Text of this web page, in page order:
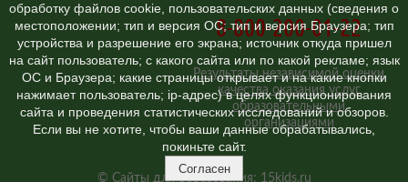
8-800-200-01-22
Результаты независимой оценки
качества оказания услуг
образовательными
организациями
© Сайты для образования: 15kids.ru
обработку файлов cookie, пользовательских данных (сведения о
местоположении; тип и версия ОС; тип и версия Браузера; тип
устройства и разрешение его экрана; источник откуда пришел
на сайт пользователь; с какого сайта или по какой рекламе; язык
ОС и Браузера; какие страницы открывает и на какие кнопки
нажимает пользователь; ip-адрес) в целях функционирования
сайта и проведения статистических исследований и обзоров.
Если вы не хотите, чтобы ваши данные обрабатывались,
покиньте сайт.
Согласен